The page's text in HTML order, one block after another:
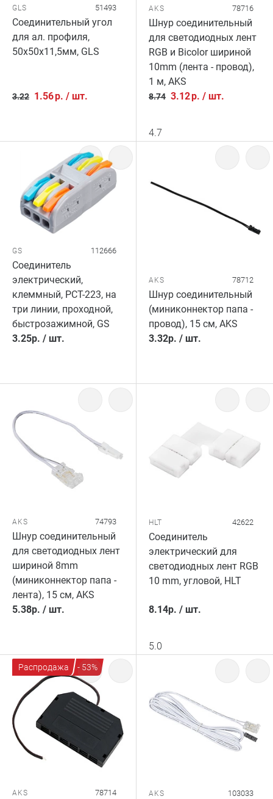
GLS 51493
Соединительный угол
для ал. профиля,
50х50х11,5мм, GLS
3.22 1.56р. / шт.
AKS 78716
Шнур соединительный
для светодиодных лент
RGB и Bicolor шириной
10mm (лента - провод),
1 м, AKS
8.74 3.12р. / шт.
4.7
GS 112666
Соединитель
электрический,
клеммный, PCT-223, на
три линии, проходной,
быстрозажимной, GS
3.25р. / шт.
AKS 78712
Шнур соединительный
(миниконнектор папа -
провод), 15 см, AKS
3.32р. / шт.
AKS 74793
Шнур соединительный
для светодиодных лент
шириной 8mm
(миниконнектор папа -
лента), 15 см, AKS
5.38р. / шт.
HLT 42622
Соединитель
электрический для
светодиодных лент RGB
10 mm, угловой, HLT
8.14р. / шт.
5.0
Распродажа - 53%
AKS 78714 AKS 103033